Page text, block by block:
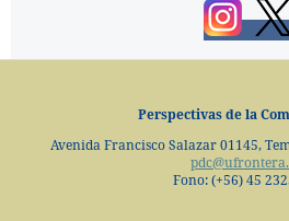
Perspectivas de la
Avenida Francisco Salazar 01145,
Fono: (+56) 45